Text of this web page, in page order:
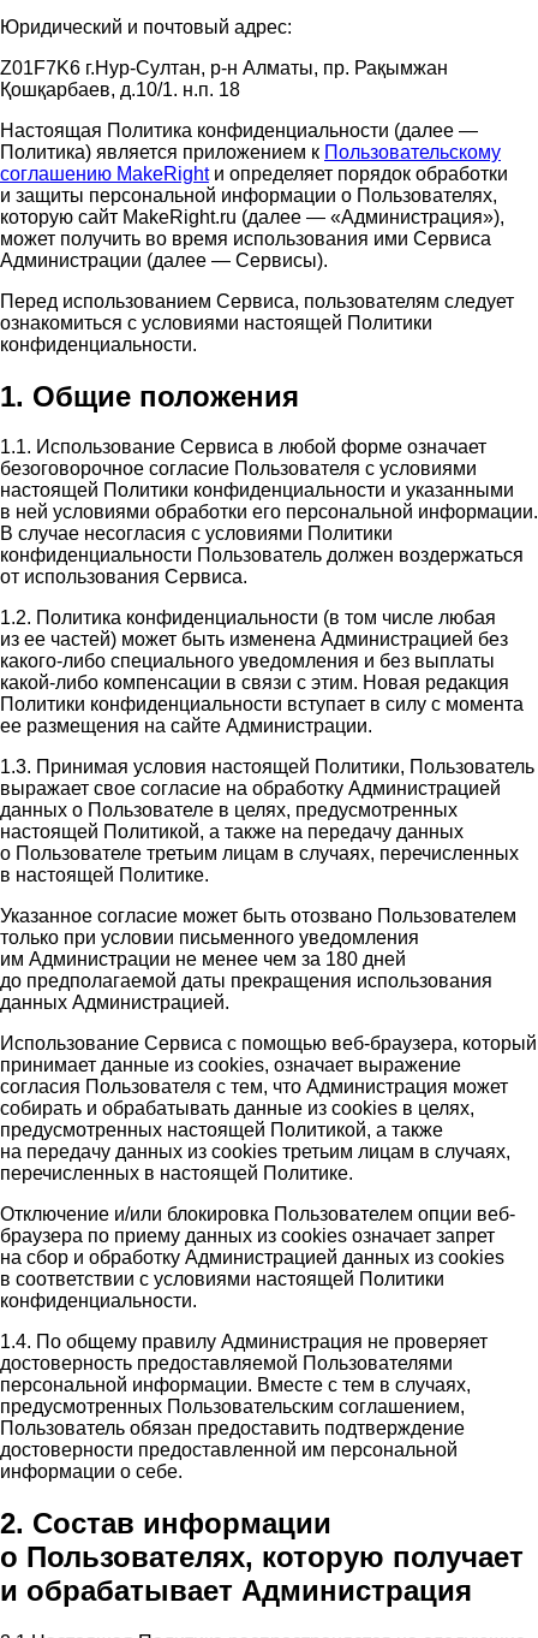
Юридический и почтовый адрес:
Z01F7K6 г.Нур-Султан, р-н Алматы, пр. Рақымжан
Қошқарбаев, д.10/1. н.п. 18
Настоящая Политика конфиденциальности (далее —
Политика) является приложением к Пользовательскому
соглашению MakeRightи определяет порядок обработки
и защиты персональной информации о Пользователях,
которую сайт MakeRight.ru (далее — «Администрация»),
может получить во время использования ими Cервиса
Администрации (далее — Сервисы).
Перед использованием Сервиса, пользователям следует
ознакомиться с условиями настоящей Политики
конфиденциальности.
1. Общие положения
1.1. Использование Сервиса в любой форме означает
безоговорочное согласие Пользователя с условиями
настоящей Политики конфиденциальности и указанными
в ней условиями обработки его персональной информации.
В случае несогласия с условиями Политики
конфиденциальности Пользователь должен воздержаться
от использования Сервиса.
1.2. Политика конфиденциальности (в том числе любая
из ее частей) может быть изменена Администрацией без
какого-либо специального уведомления и без выплаты
какой-либо компенсации в связи с этим. Новая редакция
Политики конфиденциальности вступает в силу с момента
ее размещения на сайте Администрации.
1.3. Принимая условия настоящей Политики, Пользователь
выражает свое согласие на обработку Администрацией
данных о Пользователе в целях, предусмотренных
настоящей Политикой, а также на передачу данных
о Пользователе третьим лицам в случаях, перечисленных
в настоящей Политике.
Указанное согласие может быть отозвано Пользователем
только при условии письменного уведомления
им Администрации не менее чем за 180 дней
до предполагаемой даты прекращения использования
данных Администрацией.
Использование Сервиса с помощью веб-браузера, который
принимает данные из cookies, означает выражение
согласия Пользователя с тем, что Администрация может
собирать и обрабатывать данные из cookies в целях,
предусмотренных настоящей Политикой, а также
на передачу данных из cookies третьим лицам в случаях,
перечисленных в настоящей Политике.
Отключение и/или блокировка Пользователем опции веб-
браузера по приему данных из cookies означает запрет
на сбор и обработку Администрацией данных из cookies
в соответствии с условиями настоящей Политики
конфиденциальности.
1.4. По общему правилу Администрация не проверяет
достоверность предоставляемой Пользователями
персональной информации. Вместе с тем в случаях,
предусмотренных Пользовательским соглашением,
Пользователь обязан предоставить подтверждение
достоверности предоставленной им персональной
информации о себе.
2. Состав информации
о Пользователях, которую получает
и обрабатывает Администрация